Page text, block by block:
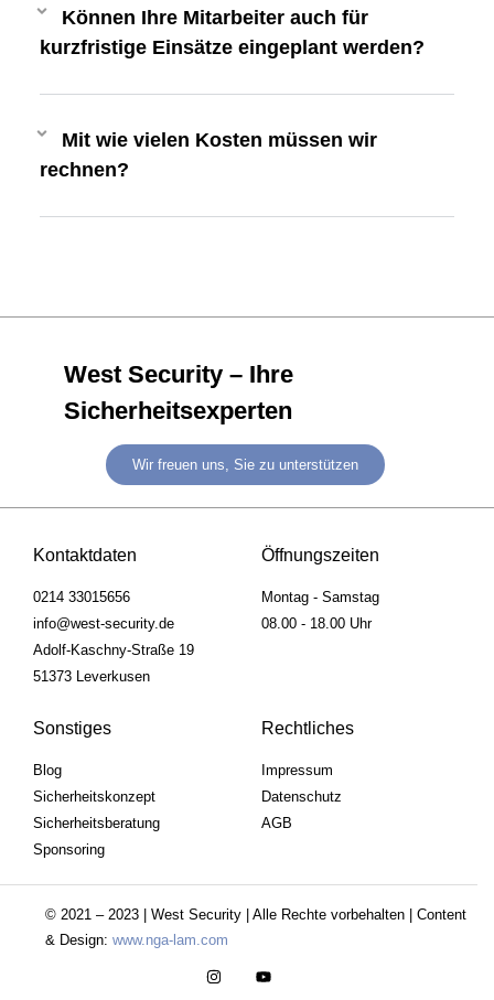
Können Ihre Mitarbeiter auch für
kurzfristige Einsätze eingeplant werden?
Mit wie vielen Kosten müssen wir
rechnen?
West Security – Ihre
Sicherheitsexperten
Wir freuen uns, Sie zu unterstützen
Kontaktdaten
0214 33015656
info@west-security.de
Adolf-Kaschny-Straße 19
51373 Leverkusen
Öffnungszeiten
Montag - Samstag
08.00 - 18.00 Uhr
Sonstiges
Blog
Sicherheitskonzept
Sicherheitsberatung
Sponsoring
Rechtliches
Impressum
Datenschutz
AGB
© 2021 – 2023 | West Security | Alle Rechte vorbehalten | Content
& Design: www.nga-lam.com